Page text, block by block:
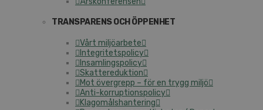
TRANSPARENS OCH ÖPPENHET
Vårt miljöarbete
Integritetspolicy
Insamlingspolicy
Skattereduktion
Mot övergrepp – för en trygg miljö
Anti-korruptionspolicy
Klagomålshantering